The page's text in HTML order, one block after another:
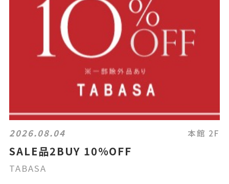
2026.08.04 本館 2F
SALE品2BUY 10%OFF
TABASA